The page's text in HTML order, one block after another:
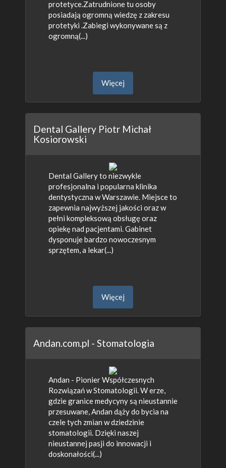
protetyce.Zatrudnione tu osoby
posiadają ogromną wiedzę z zakresu
protetyki .Zabiegi wykonywane są z
ogromną(...)
Więcej
Dental Gallery Piotr Michał
Kosiorowski
Dental Gallery to niezwykle
profesjonalna i popularna klinika
dentystyczna w Warszawie. Miejsce to
zapewnia najwyższej jakości oraz w
pełni kompleksową obsługę oraz
opiekę nad pacjentami. Gabinet
dysponuje bardzo nowoczesnym
sprzętem, a lekar(...)
Więcej
Andan.com.pl - Stomatologia
Andan - Pionier Współczesnych
Rozwiązań w Stomatologii. W erze,
gdzie granice medycyny są nieustannie
przesuwane, Andan dąży do bycia na
czele tych zmian w dziedzinie
stomatologii. Dzięki naszej
nieustannej pasji do innowacji i
doskonałości(...)